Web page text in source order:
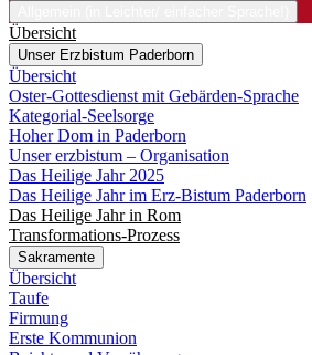
Übersicht
Unser Erzbistum Paderborn
Übersicht
Oster-Gottesdienst mit Gebärden-Sprache
Kategorial-Seelsorge
Hoher Dom in Paderborn
Unser erzbistum – Organisation
Das Heilige Jahr 2025
Das Heilige Jahr im Erz-Bistum Paderborn
Das Heilige Jahr in Rom
Transformations-Prozess
Sakramente
Übersicht
Taufe
Firmung
Erste Kommunion